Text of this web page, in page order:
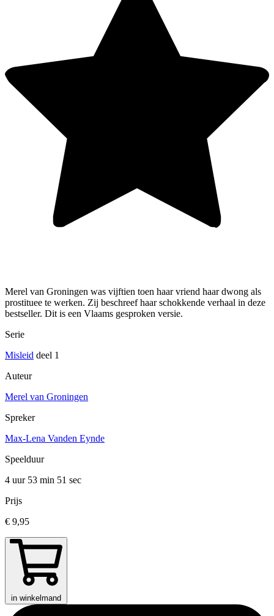
Merel van Groningen was vijftien toen haar vriend haar dwong als
prostituee te werken. Zij beschreef haar schokkende verhaal in deze
bestseller. Dit is een Vlaams gesproken versie.
Serie
Misleid deel 1
Auteur
Merel van Groningen
Spreker
Max-Lena Vanden Eynde
Speelduur
4 uur 53 min 51 sec
Prijs
€ 9,95
in winkelmand